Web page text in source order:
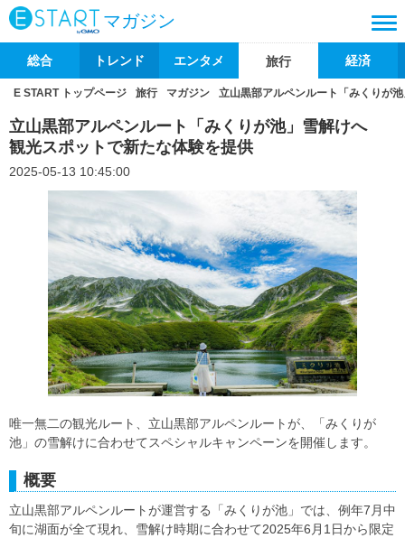
マガジン
総合 トレンド エンタメ 旅行 経済
E START トップページ 旅行 マガジン 立山黒部アルペンルート「みくりが
立山黒部アルペンルート「みくりが池」雪解けへ
観光スポットで新たな体験を提供
2025-05-13 10:45:00
唯一無二の観光ルート、立山黒部アルペンルートが、「みくりが
池」の雪解けに合わせてスペシャルキャンペーンを開催します。
概要
立山黒部アルペンルートが運営する「みくりが池」では、例年7月中
旬に湖面が全て現れ、雪解け時期に合わせて2025年6月1日から限定